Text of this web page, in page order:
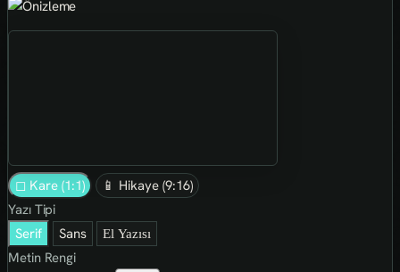
◻ Kare (1:1)
📱 Hikaye (9:16)
Yazı Tipi
Serif
Sans El Yazısı
Metin Rengi